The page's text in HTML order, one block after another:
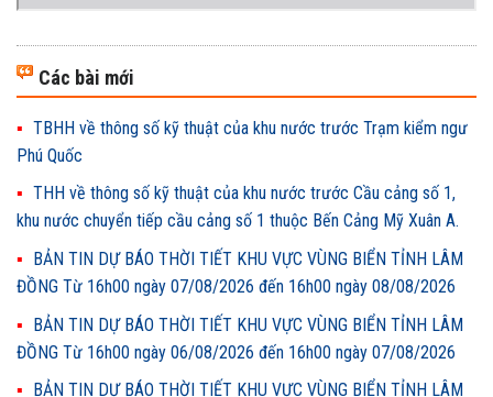
Các bài mới
TBHH về thông số kỹ thuật của khu nước trước Trạm kiểm ngư
Phú Quốc
THH về thông số kỹ thuật của khu nước trước Cầu cảng số 1,
khu nước chuyển tiếp cầu cảng số 1 thuộc Bến Cảng Mỹ Xuân A.
BẢN TIN DỰ BÁO THỜI TIẾT KHU VỰC VÙNG BIỂN TỈNH LÂM
ĐỒNG Từ 16h00 ngày 07/08/2026 đến 16h00 ngày 08/08/2026
BẢN TIN DỰ BÁO THỜI TIẾT KHU VỰC VÙNG BIỂN TỈNH LÂM
ĐỒNG Từ 16h00 ngày 06/08/2026 đến 16h00 ngày 07/08/2026
BẢN TIN DỰ BÁO THỜI TIẾT KHU VỰC VÙNG BIỂN TỈNH LÂM